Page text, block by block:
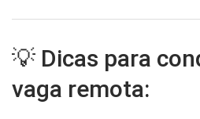
💡 Dicas para
vaga remota: